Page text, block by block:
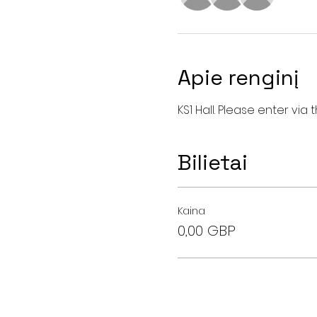
Apie renginį
KS1 Hall. Please enter
Bilietai
Kaina
0,00 GBP